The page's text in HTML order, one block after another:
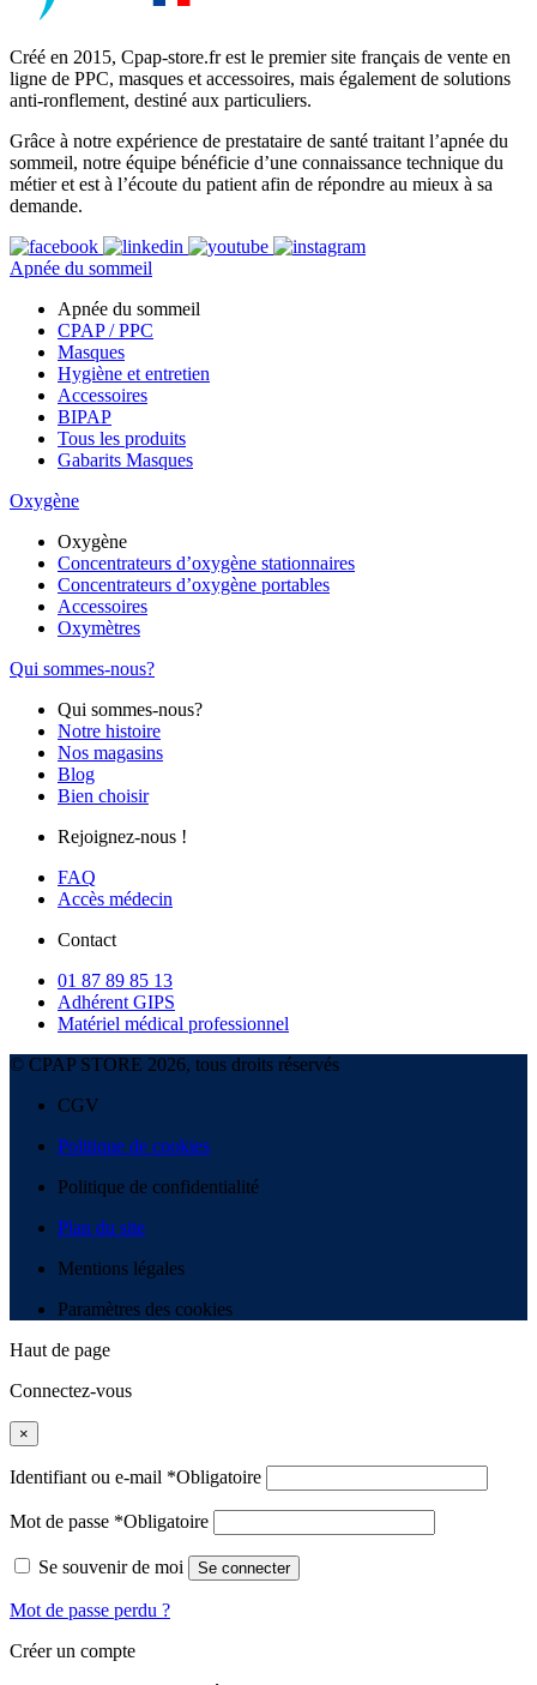
Créé en 2015, Cpap-store.fr est le premier site français de vente en
ligne de PPC, masques et accessoires, mais également de solutions
anti-ronflement, destiné aux particuliers.
Grâce à notre expérience de prestataire de santé traitant l’apnée du
sommeil, notre équipe bénéficie d’une connaissance technique du
métier et est à l’écoute du patient afin de répondre au mieux à sa
demande.
Apnée du sommeil
Apnée du sommeil
CPAP / PPC
Masques
Hygiène et entretien
Accessoires
BIPAP
Tous les produits
Gabarits Masques
Oxygène
Oxygène
Concentrateurs d’oxygène stationnaires
Concentrateurs d’oxygène portables
Accessoires
Oxymètres
Qui sommes-nous?
Qui sommes-nous?
Notre histoire
Nos magasins
Blog
Bien choisir
Rejoignez-nous !
FAQ
Accès médecin
Contact
01 87 89 85 13
Adhérent GIPS
Matériel médical professionnel
© CPAP STORE 2026, tous droits réservés
CGV
Politique de cookies
Politique de confidentialité
Plan du site
Mentions légales
Paramètres des cookies
Haut de page
Connectez-vous
×
Identifiant ou e-mail *Obligatoire
Mot de passe *Obligatoire
Se souvenir de moi Se connecter
Mot de passe perdu ?
Créer un compte